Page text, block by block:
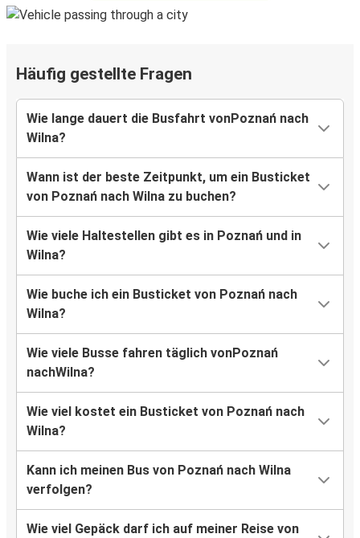
Häufig gestellte Fragen
Wie lange dauert die Busfahrt vonPoznań nach
Wilna?
Wann ist der beste Zeitpunkt, um ein Busticket
von Poznań nach Wilna zu buchen?
Wie viele Haltestellen gibt es in Poznań und in
Wilna?
Wie buche ich ein Busticket von Poznań nach
Wilna?
Wie viele Busse fahren täglich vonPoznań
nachWilna?
Wie viel kostet ein Busticket von Poznań nach
Wilna?
Kann ich meinen Bus von Poznań nach Wilna
verfolgen?
Wie viel Gepäck darf ich auf meiner Reise von